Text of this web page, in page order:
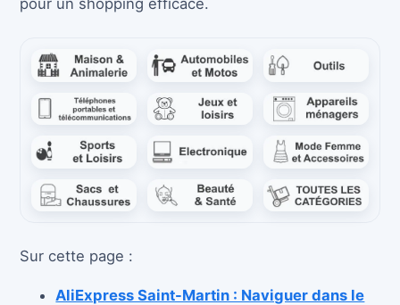
pour un shopping efficace.
Sur cette page :
AliExpress Saint-Martin : Naviguer dans le